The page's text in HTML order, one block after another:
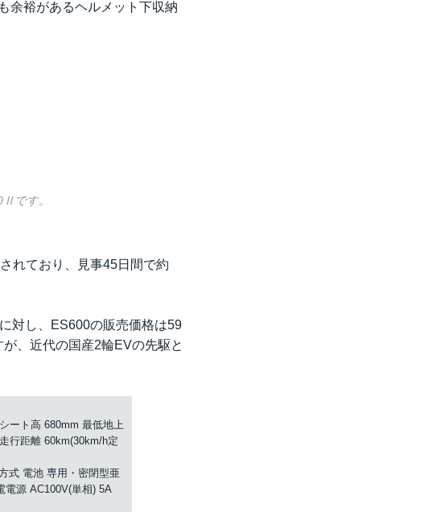
余裕があるヘルメット下収納
です。
れており、見事45日間で約
対し、ES600の販売価格は59
、近代の国産2輪EVの先駆と
ート高 680mm 最低地上
行距離 60km(30km/h定
式 電池 専用・密閉型亜
源 AC100V(単相) 5A